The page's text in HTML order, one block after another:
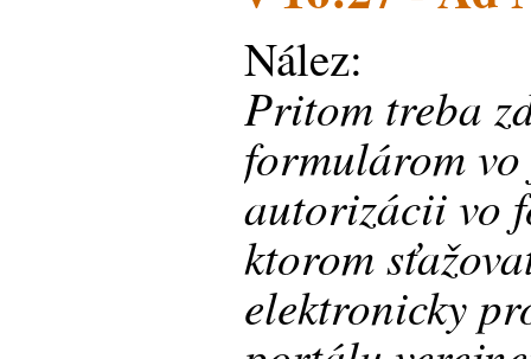
Nález:
Pritom treba
formulárom
autorizácii vo
ktorom
elektronicky